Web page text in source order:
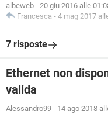
albeweb - 20 giu 2016 alle
Francesca - 4 mag 2017
7 risposte
Ethernet non
valida
Alessandro99 - 14 ago 2018